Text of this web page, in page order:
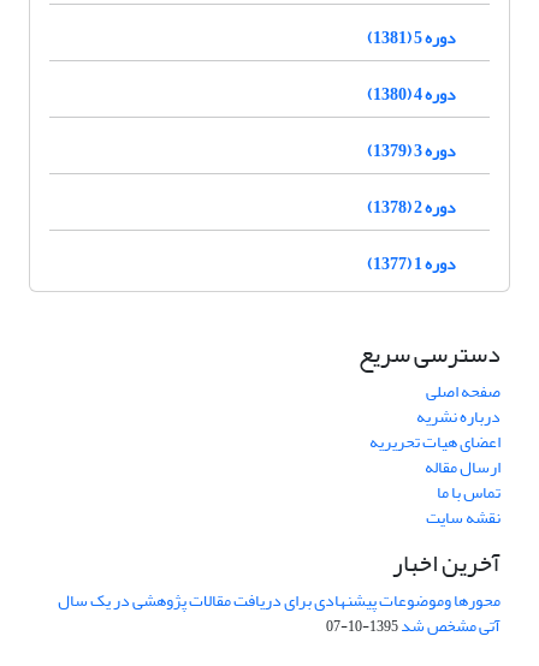
دوره 5 (1381)
دوره 4 (1380)
دوره 3 (1379)
دوره 2 (1378)
دوره 1 (1377)
دسترسی سریع
صفحه اصلی
درباره نشریه
اعضای هیات تحریریه
ارسال مقاله
تماس با ما
نقشه سایت
آخرین اخبار
محورها وموضوعات پیشنهادی برای دریافت مقالات پژوهشی در یک سال
آتی مشخص شد1395-10-07